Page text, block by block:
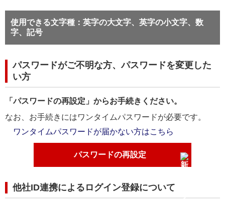
使用できる文字種：英字の大文字、英字の小文字、数
字、記号
パスワードがご不明な方、パスワードを変更した
い方
「パスワードの再設定」からお手続きください。
なお、お手続きにはワンタイムパスワードが必要です。
ワンタイムパスワードが届かない方はこちら
パスワードの再設定
他社ID連携によるログイン登録について